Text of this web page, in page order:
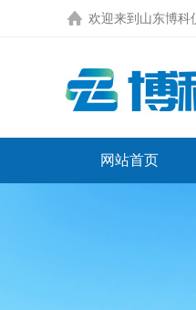
欢迎来到 山东博科
网站首页